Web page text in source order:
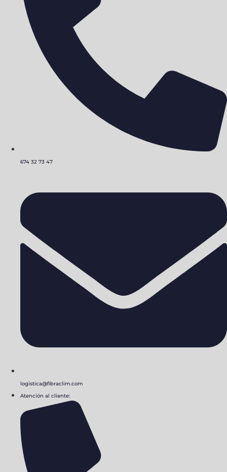
674 32 73 47
logistica@fibraclim.com
Atención al cliente: